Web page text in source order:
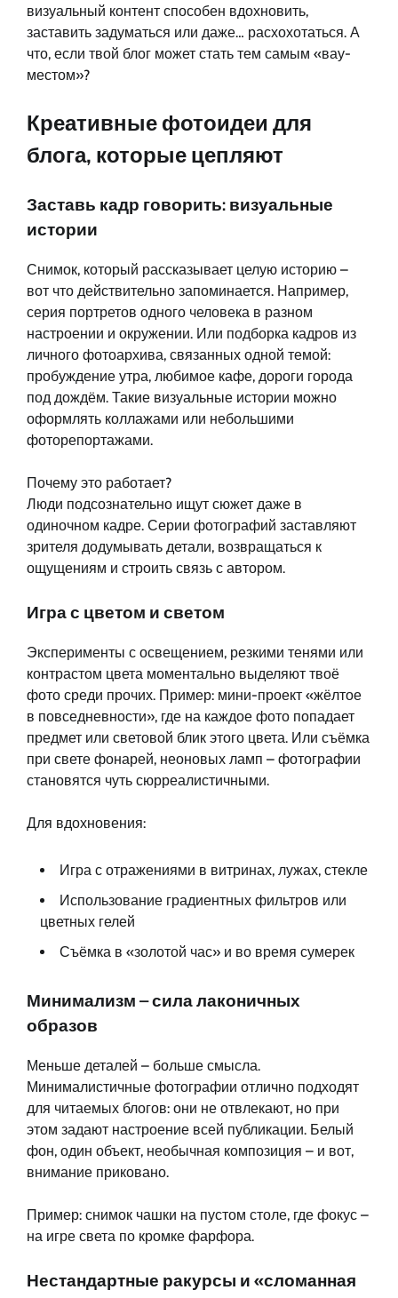
визуальный контент способен вдохновить,
заставить задуматься или даже… расхохотаться. А
что, если твой блог может стать тем самым «вау-
местом»?
Креативные фотоидеи для
блога, которые цепляют
Заставь кадр говорить: визуальные
истории
Снимок, который рассказывает целую историю –
вот что действительно запоминается. Например,
серия портретов одного человека в разном
настроении и окружении. Или подборка кадров из
личного фотоархива, связанных одной темой:
пробуждение утра, любимое кафе, дороги города
под дождём. Такие визуальные истории можно
оформлять коллажами или небольшими
фоторепортажами.
Почему это работает?
Люди подсознательно ищут сюжет даже в
одиночном кадре. Серии фотографий заставляют
зрителя додумывать детали, возвращаться к
ощущениям и строить связь с автором.
Игра с цветом и светом
Эксперименты с освещением, резкими тенями или
контрастом цвета моментально выделяют твоё
фото среди прочих. Пример: мини-проект «жёлтое
в повседневности», где на каждое фото попадает
предмет или световой блик этого цвета. Или съёмка
при свете фонарей, неоновых ламп – фотографии
становятся чуть сюрреалистичными.
Для вдохновения:
Игра с отражениями в витринах, лужах, стекле
Использование градиентных фильтров или
цветных гелей
Съёмка в «золотой час» и во время сумерек
Минимализм – сила лаконичных
образов
Меньше деталей – больше смысла.
Минималистичные фотографии отлично подходят
для читаемых блогов: они не отвлекают, но при
этом задают настроение всей публикации. Белый
фон, один объект, необычная композиция – и вот,
внимание приковано.
Пример: снимок чашки на пустом столе, где фокус –
на игре света по кромке фарфора.
Нестандартные ракурсы и «сломанная